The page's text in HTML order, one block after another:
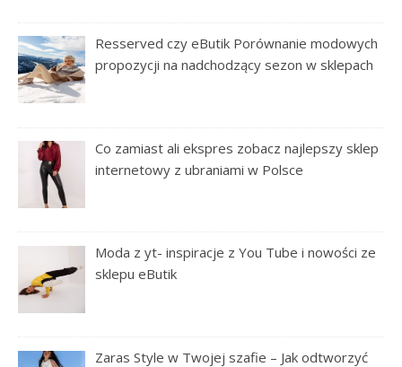
Resserved czy eButik Porównanie modowych
propozycji na nadchodzący sezon w sklepach
Co zamiast ali ekspres zobacz najlepszy sklep
internetowy z ubraniami w Polsce
Moda z yt- inspiracje z You Tube i nowości ze
sklepu eButik
Zaras Style w Twojej szafie – Jak odtworzyć